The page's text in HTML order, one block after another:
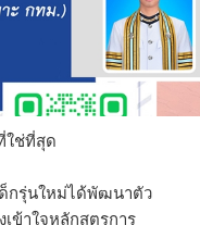
ใช่ที่สุด
กรุ่นใหม่ได้พัฒนาตัว
ข้าใจหลักสูตรการ